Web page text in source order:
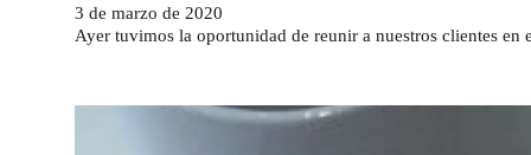
3 de marzo de 2020
Ayer tuvimos la oportunidad de reunir a nuestros clientes